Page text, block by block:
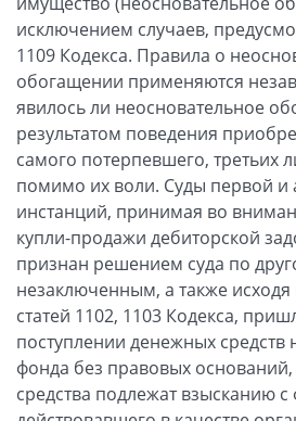
исключением случаев,
1109 Кодекса. Правила о
обогащении применяются
явилось ли неосновательное
результатом поведения
самого потерпевшего, третьих
помимо их воли. Суды первой и
инстанций, принимая во
купли-продажи дебиторской
признан решением суда по
незаключенным, а также
статей 1102, 1103 Кодекса,
поступлении денежных средств
фонда без правовых оснований,
средства подлежат взысканию с